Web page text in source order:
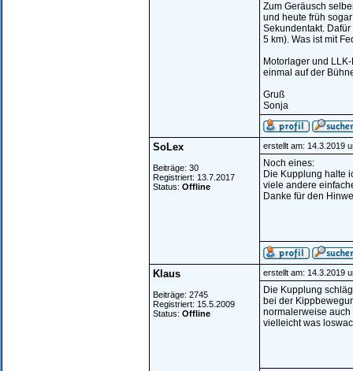
Zum Geräusch
und heute früh
Sekundentakt.
5 km). Was ist mit
Motorlager und
einmal auf der
Gruß
Sonja
SoLex
Beiträge: 30
Registriert: 13.7.2017
Status: Offline
erstellt am: 14.3.2019
Noch eines:
Die Kupplung halte
viele andere
Danke für den
Klaus
Beiträge: 2745
Registriert: 15.5.2009
Status: Offline
erstellt am: 14.3.2019
Die Kupplung
bei der
normalerweise
vielleicht was